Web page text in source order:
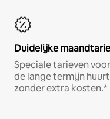
Duidelijke
Speciale tarieven
de lange termijn
zonder extra kosten.*